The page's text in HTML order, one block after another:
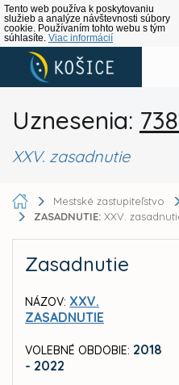
Tento web používa k poskytovaniu
služieb a analýze návštevnosti súbory
cookie. Používaním tohto webu s tým
súhlasíte. Viac informácií
Uznesenia:
XXV. zasadnutie
Mestské zastupiteľstvo
ZASADNUTIE: XXV.
Zasadnutie
NÁZOV: XXV.
ZASADNUTIE
VOLEBNÉ OBDOBIE: 2018
- 2022